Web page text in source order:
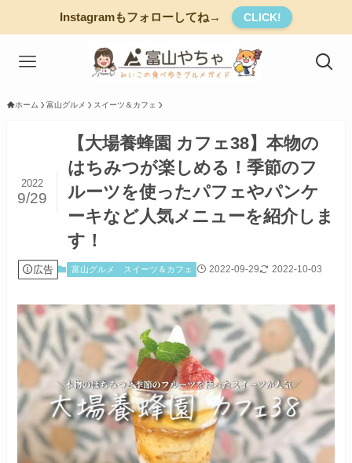
Instagramもフォローしてね→ CLICK!
ホーム 富山グルメ スイーツ＆カフェ
【大場養蜂園 カフェ38】本物の
はちみつが楽しめる！季節のフ
ルーツを使ったパフェやパンケ
ーキなど人気メニューを紹介しま
す！
2022
9/29
広告 富山グルメ スイーツ＆カフェ 2022-09-29 2022-10-03